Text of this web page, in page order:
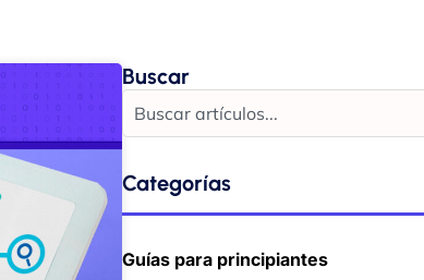
Buscar
Categorías
Guías para principiantes